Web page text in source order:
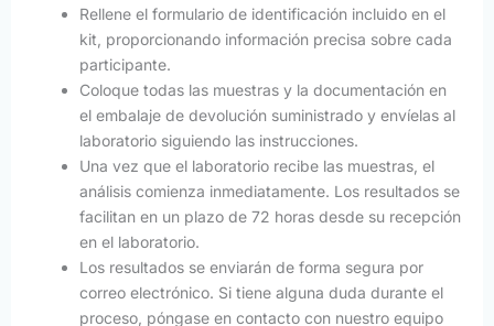
Rellene el formulario de identificación incluido en el
kit, proporcionando información precisa sobre cada
participante.
Coloque todas las muestras y la documentación en
el embalaje de devolución suministrado y envíelas al
laboratorio siguiendo las instrucciones.
Una vez que el laboratorio recibe las muestras, el
análisis comienza inmediatamente. Los resultados se
facilitan en un plazo de 72 horas desde su recepción
en el laboratorio.
Los resultados se enviarán de forma segura por
correo electrónico. Si tiene alguna duda durante el
proceso, póngase en contacto con nuestro equipo